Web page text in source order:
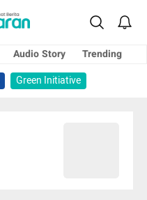
Audio Story
Trending
Green Initiative